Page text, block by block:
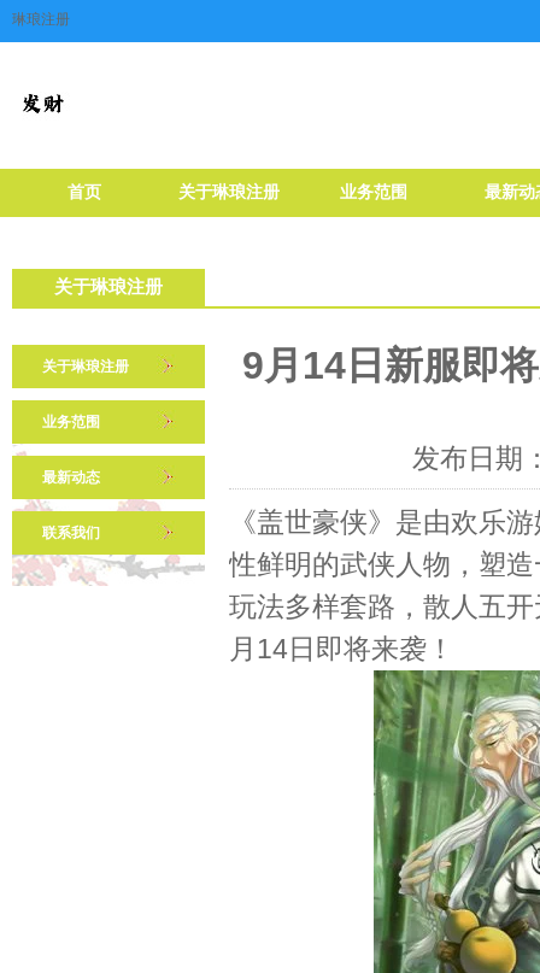
琳琅注册
首页 关于琳琅注册 业务范围 最新动
关于琳琅注册
关于琳琅注册
业务范围
最新动态
联系我们
9月14日新服即
发布日期
《盖世豪侠》是由欢乐
性鲜明的武侠人物，塑
玩法多样套路，散人五
月14日即将来袭！